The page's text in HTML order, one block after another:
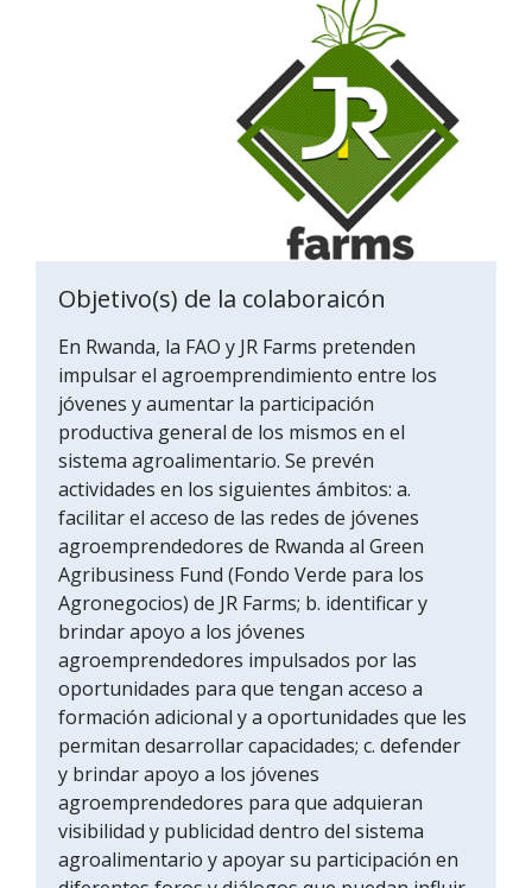
Objetivo(s) de la colaboraicón
En Rwanda, la FAO y JR Farms pretenden
impulsar el agroemprendimiento entre los
jóvenes y aumentar la participación
productiva general de los mismos en el
sistema agroalimentario. Se prevén
actividades en los siguientes ámbitos: a.
facilitar el acceso de las redes de jóvenes
agroemprendedores de Rwanda al Green
Agribusiness Fund (Fondo Verde para los
Agronegocios) de JR Farms; b. identificar y
brindar apoyo a los jóvenes
agroemprendedores impulsados por las
oportunidades para que tengan acceso a
formación adicional y a oportunidades que les
permitan desarrollar capacidades; c. defender
y brindar apoyo a los jóvenes
agroemprendedores para que adquieran
visibilidad y publicidad dentro del sistema
agroalimentario y apoyar su participación en